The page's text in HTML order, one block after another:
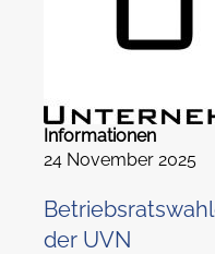
Informationen
24 November 2025
der UVN